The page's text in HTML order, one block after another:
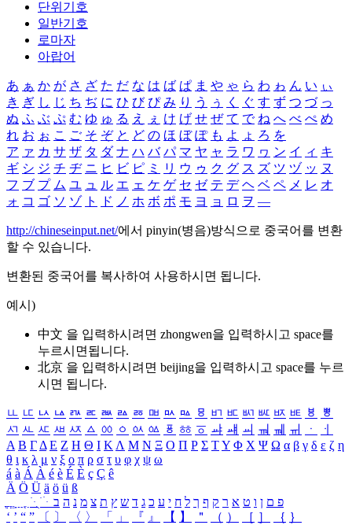
단위기호
일반기호
로마자
아랍어
あ ぁ か が さ ざ た だ な は ば ぱ ま や ゃ ら わ ゎ ん い ぃ
き ぎ し じ ち ぢ に ひ び ぴ み り う ぅ く ぐ す ず つ づ っ
ぬ ふ ぶ ぷ む ゆ ゅ る え ぇ け げ せ ぜ て で ね へ べ ぺ め
れ お ぉ こ ご そ ぞ と ど の ほ ぼ ぽ も よ ょ ろ を
ア ァ カ サ ザ タ ダ ナ ハ バ パ マ ヤ ャ ラ ワ ヮ ン イ ィ キ
ギ シ ジ チ ヂ ニ ヒ ビ ピ ミ リ ウ ゥ ク グ ス ズ ツ ヅ ッ ヌ
フ ブ プ ム ユ ュ ル エ ェ ケ ゲ セ ゼ テ デ ヘ ベ ペ メ レ オ
ォ コ ゴ ソ ゾ ト ド ノ ホ ボ ポ モ ヨ ョ ロ ヲ ―
http://chineseinput.net/에서 pinyin(병음)방식으로 중국어를 변환
할 수 있습니다.
변환된 중국어를 복사하여 사용하시면 됩니다.
예시)
中文 을 입력하시려면 zhongwen을 입력하시고 space를
누르시면됩니다.
北京 을 입력하시려면 beijing을 입력하시고 space를 누르
시면 됩니다.
ㅥ ㅦ ㅧ ㅨ ㅩ ㅪ ㅫ ㅬ ㅭ ㅮ ㅯ ㅰ ㅱ ㅲ ㅳ ㅴ ㅵ ㅶ ㅷ ㅸ
ㅹ
ㅺ ㅻ ㅼ ㅽ ㅾ ㅿ ㆀ ㆁ ㆂ ㆃ ㆄ ㆅ ㆆ ㆇ ㆈ ㆉ ㆊ ㆋ ㆌ ㆍ
ㆎ
Α Β ΓΔ Ε Ζ Η Θ Ι ΚΛ Μ Ν Ξ Ο Π Ρ Σ ΤΥ Φ Χ Ψ Ω α β γ δ ε ζ η
θ ι κ λ μ ν ξ ο π ρ σ τ υ φ χ ψ ω
á à Á À é è É È ç Ç ê
Ä Ö Ü ä ö ü ß
ִֶֹ ֻּ ׁׂ פ ם ן ו ט א ר ק ף ך ל ח י ע כ ג ד ש ץ ת צ מ נ ה ב
‘ ’ “ ” 〔 〕 〈 〉 「 」 『 』 【 】 ＂ （ ） ［ ］ ｛ ｝